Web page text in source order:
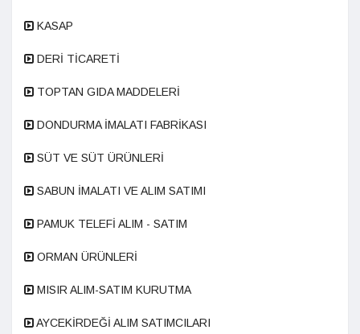
KASAP
DERİ TİCARETİ
TOPTAN GIDA MADDELERİ
DONDURMA İMALATI FABRİKASI
SÜT VE SÜT ÜRÜNLERİ
SABUN İMALATI VE ALIM SATIMI
PAMUK TELEFİ ALIM - SATIM
ORMAN ÜRÜNLERİ
MISIR ALIM-SATIM KURUTMA
AYCEKİRDEĞİ ALIM SATIMCILARI